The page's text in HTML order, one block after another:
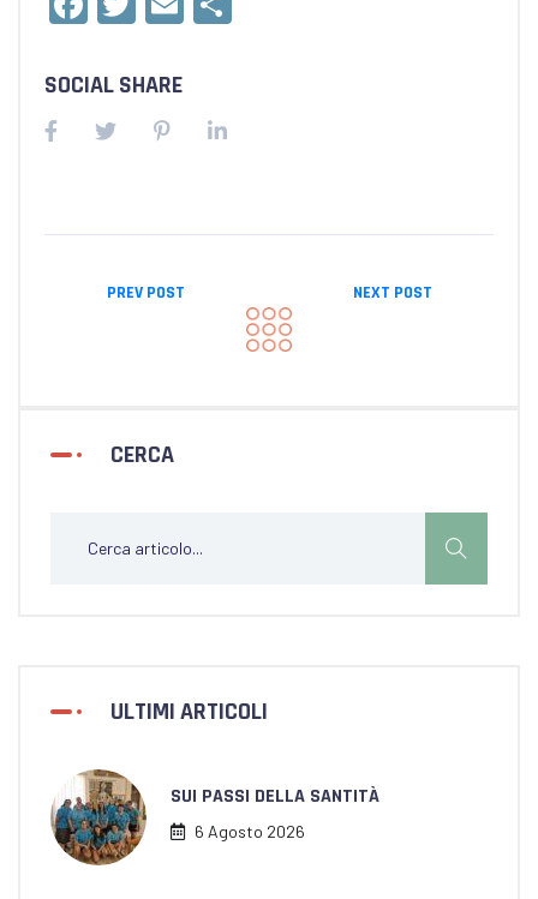
SOCIAL SHARE
PREV POST NEXT POST
CERCA
ULTIMI ARTICOLI
SUI PASSI DELLA SANTITÀ
6 Agosto 2026